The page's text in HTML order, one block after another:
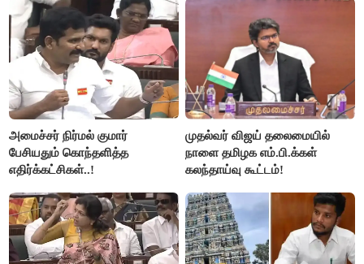
அமைச்சர் நிர்மல் குமார்
பேசியதும் கொந்தளித்த
எதிர்க்கட்சிகள்..!
முதல்வர் விஜய் தலைமையில்
நாளை தமிழக எம்.பி.க்கள்
கலந்தாய்வு கூட்டம்!